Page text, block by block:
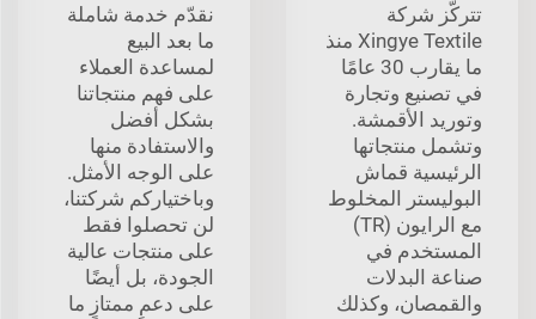
تتركّز شركة
Xingye Textile منذ
ما يقارب 30 عامًا
في تصنيع وتجارة
وتوريد الأقمشة.
وتشمل منتجاتها
الرئيسية قماش
البوليستر المخلوط
مع الرايون (TR)
المستخدم في
صناعة البدلات
والقمصان، وكذلك
نقدّم خدمة شاملة
ما بعد البيع
لمساعدة العملاء
على فهم منتجاتنا
بشكل أفضل
والاستفادة منها
على الوجه الأمثل.
وباختياركم شركتنا،
لن تحصلوا فقط
على منتجات عالية
الجودة، بل أيضًا
على دعمٍ ممتازٍ ما